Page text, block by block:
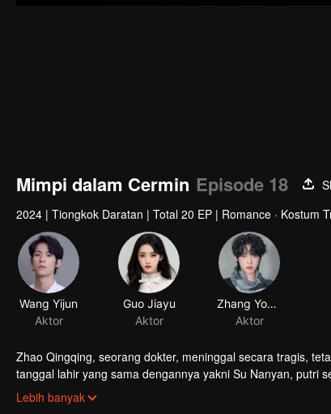
Mimpi dalam Cermin Episode 18
2024 | Tiongkok Daratan | Total 20 EP | Romance · Kostum
Wang Yijun
Aktor
Guo Jiayu
Aktor
Zhao Qingqing, seorang dokter, meninggal secara tragis,
tanggal lahir yang sama dengannya yakni Su Nanyan, putri
dendam di istana.
Lebih banyak